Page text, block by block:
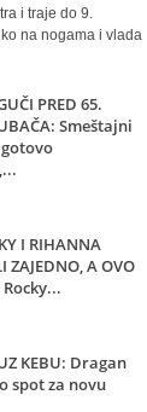
i traje do 9.
na nogama i vlada
PRED 65.
Smeštajni
I RIHANNA
ZAJEDNO, A OVO
Rocky...
KEBU: Dragan
spot za novu